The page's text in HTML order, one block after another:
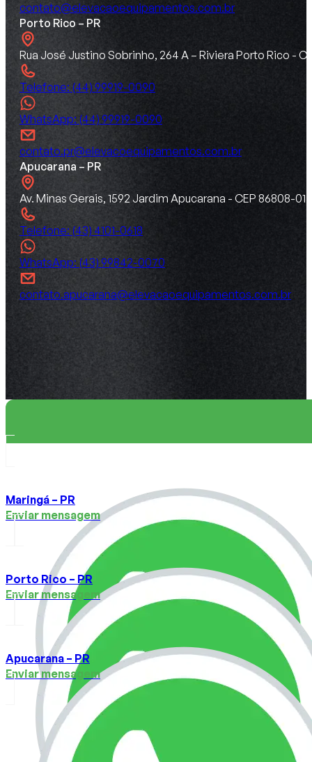
contato@elevacaoequipamentos.com.br
Porto Rico – PR
Rua José Justino Sobrinho, 264 A – Riviera Porto Rico -
Telefone: (44) 99919-0090
WhatsApp: (44) 99919-0090
contato.pr@elevacoequipamentos.com.br
Apucarana – PR
Av. Minas Gerais, 1592 Jardim Apucarana - CEP 86808-015
Telefone: (43) 4101-0618
WhatsApp: (43) 99842-0070
contato.apucarana@elevacaoequipamentos.com.br
Maringá – PR
Enviar mensagem
Porto Rico – PR
Enviar mensagem
Apucarana – PR
Enviar mensagem